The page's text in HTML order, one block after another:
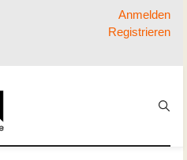
Anmelden
Registrieren